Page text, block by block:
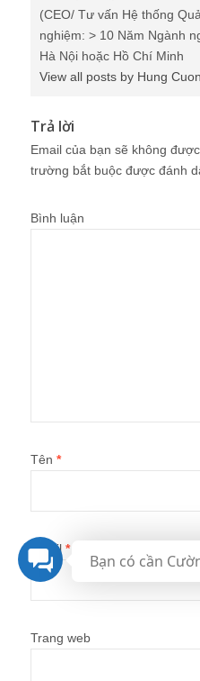
(CEO/ Tư vấn Hệ thống
nghiệm: > 10 Năm Ngành
Hà Nội hoặc Hồ Chí Minh
View all posts by Hung
Trả lời
Email của bạn sẽ không
trường bắt buộc được đánh
Bình luận
Tên *
Email *
Trang web
Bạn có cần